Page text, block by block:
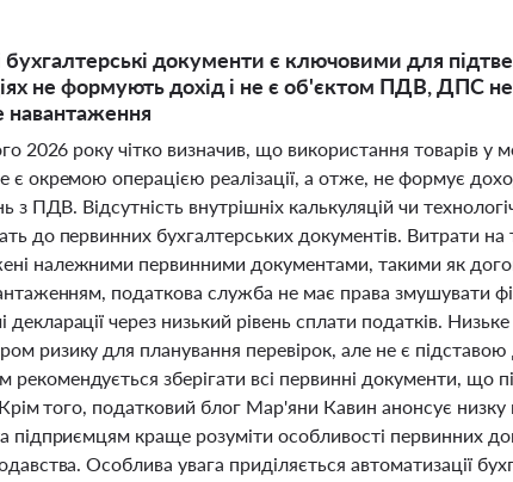
документи є ключовими для
не формують дохід і не є об'єктом ПДВ, ДПС
навантаження
2026 року чітко визначив, що використання товарів у
окремою операцією реалізації, а отже, не формує
ПДВ. Відсутність внутрішніх калькуляцій чи
до первинних бухгалтерських документів. Витрати на
належними первинними документами, такими як
податкова служба не має права змушувати
через низький рівень сплати податків.
ризику для планування перевірок, але не є підставою
зберігати всі первинні документи, що
того, податковий блог Мар'яни Кавин анонсує низку
підприємцям краще розуміти особливості первинних
Особлива увага приділяється автоматизації